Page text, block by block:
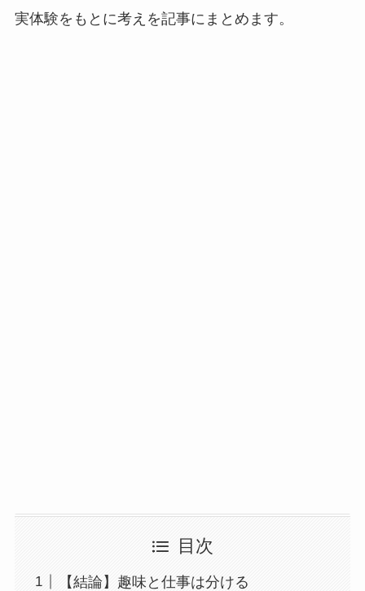
実体験をもとに考えを記事にまとめます。
目次
【結論】趣味と仕事は分ける